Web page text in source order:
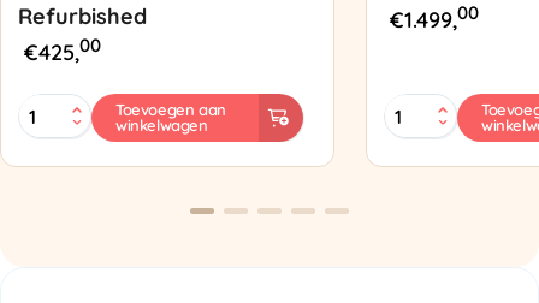
Refurbished
€425,00
MINI
PAK'R
Refurbished
Toevoegen aan
winkelwagen
€1.499,00
Zapak
ZP97
aantal